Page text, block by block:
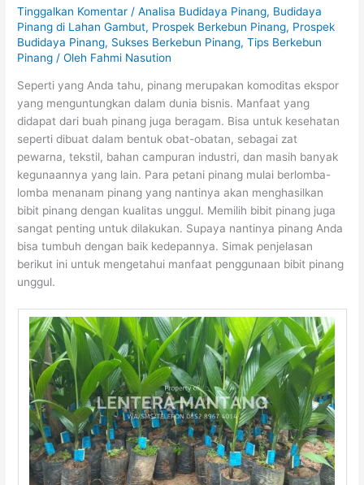
Tinggalkan Komentar /Analisa Budidaya Pinang, Budidaya
Pinang di Lahan Gambut, Prospek Berkebun Pinang, Prospek
Budidaya Pinang, Sukses Berkebun Pinang,Tips Berkebun
Pinang / Oleh Fahmi Nasution
Seperti yang Anda tahu, pinang merupakan komoditas ekspor
yang menguntungkan dalam dunia bisnis. Manfaat yang
didapat dari buah pinang juga beragam. Bisa untuk kesehatan
seperti dibuat dalam bentuk obat-obatan, sebagai zat
pewarna, tekstil, bahan campuran industri, dan masih banyak
kegunaannya yang lain. Para petani pinang mulai berlomba-
lomba menanam pinang yang nantinya akan menghasilkan
bibit pinang dengan kualitas unggul. Memilih bibit pinang juga
sangat penting untuk dilakukan. Supaya nantinya pinang Anda
bisa tumbuh dengan baik kedepannya. Simak penjelasan
berikut ini untuk mengetahui manfaat penggunaan bibit pinang
unggul.